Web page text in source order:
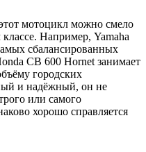
мотоцикл можно смело
Например, Yamaha
сбалансированных
CB 600 Hornet занимает
городских
и надёжный, он не
или самого
хорошо справляется